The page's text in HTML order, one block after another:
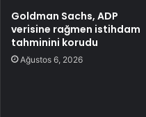
Goldman Sachs, ADP
verisine rağmen istihdam
tahminini korudu
Ağustos 6, 2026